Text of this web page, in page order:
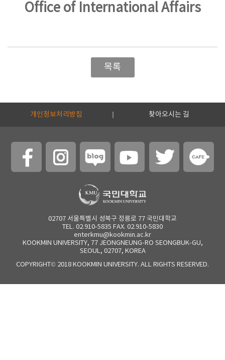
Office of International Affairs
목록
개인정보처리방침 찾아오시는 길
02707 서울특별시 성북구 정릉로 77 국민대학교
TEL. 02.910-5835 FAX. 02.910-5830
enterkmu@kookmin.ac.kr
KOOKMIN UNIVERSITY, 77 JEONGNEUNG-RO SEONGBUK-GU,
SEOUL, 02707, KOREA
COPYRIGHT© 2018 KOOKMIN UNIVERSITY. ALL RIGHTS RESERVED.